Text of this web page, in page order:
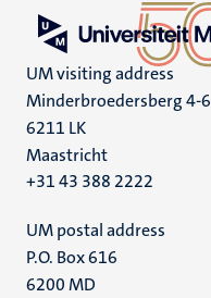
UM visiting address
Minderbroedersberg 4-6
6211 LK
Maastricht
+31 43 388 2222
UM postal address
P.O. Box 616
6200 MD